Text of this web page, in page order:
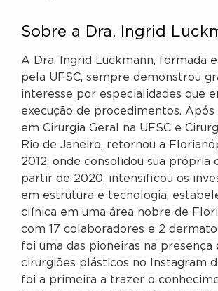
Sobre a Dra. Ingrid
A Dra. Ingrid Luckmann, formada
pela UFSC, sempre demonstrou
interesse por especialidades que
execução de procedimentos. Após
em Cirurgia Geral na UFSC e
Rio de Janeiro, retornou a
2012, onde consolidou sua própria
partir de 2020, intensificou os
em estrutura e tecnologia,
clínica em uma área nobre de
com 17 colaboradores e 2
foi uma das pioneiras na presença
cirurgiões plásticos no Instagram
foi a primeira a trazer o